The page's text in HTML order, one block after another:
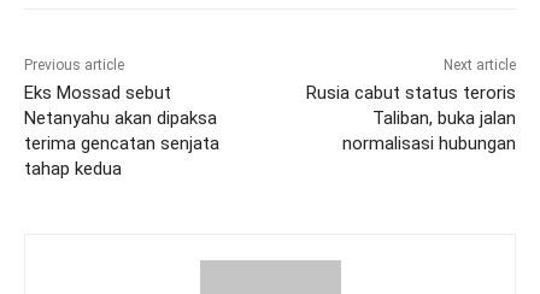
Previous article
Eks Mossad sebut
Netanyahu akan dipaksa
terima gencatan senjata
tahap kedua
Next article
Rusia cabut status teroris
Taliban, buka jalan
normalisasi hubungan